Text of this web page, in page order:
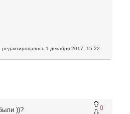
1 декабря 2017, 15:22
0
))?